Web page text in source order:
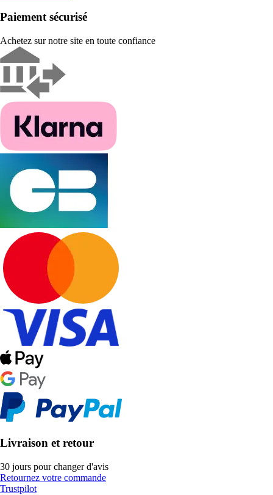
Paiement sécurisé
Achetez sur notre site en toute confiance
Livraison et retour
30 jours pour changer d'avis
Retournez votre commande
Trustpilot